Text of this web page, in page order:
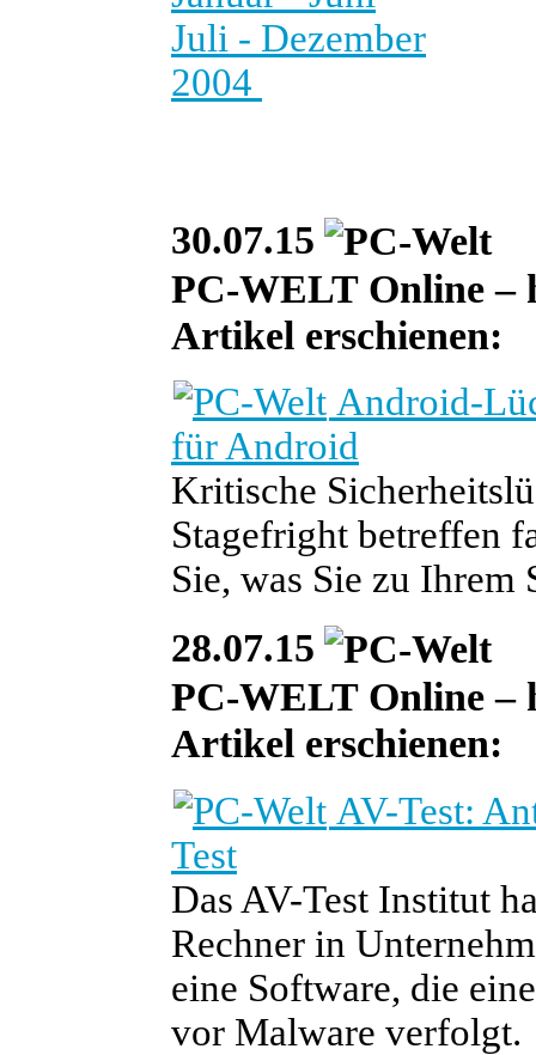
Juli - Dezember
2004
30.07.15
PC-WELT Online –
Artikel erschienen:
Android-
für Android
Kritische
Stagefright betreffen
Sie, was Sie zu Ihrem
28.07.15
PC-WELT Online –
Artikel erschienen:
AV-Test:
Test
Das AV-Test Institut
Rechner in
eine Software, die
vor Malware verfolgt.